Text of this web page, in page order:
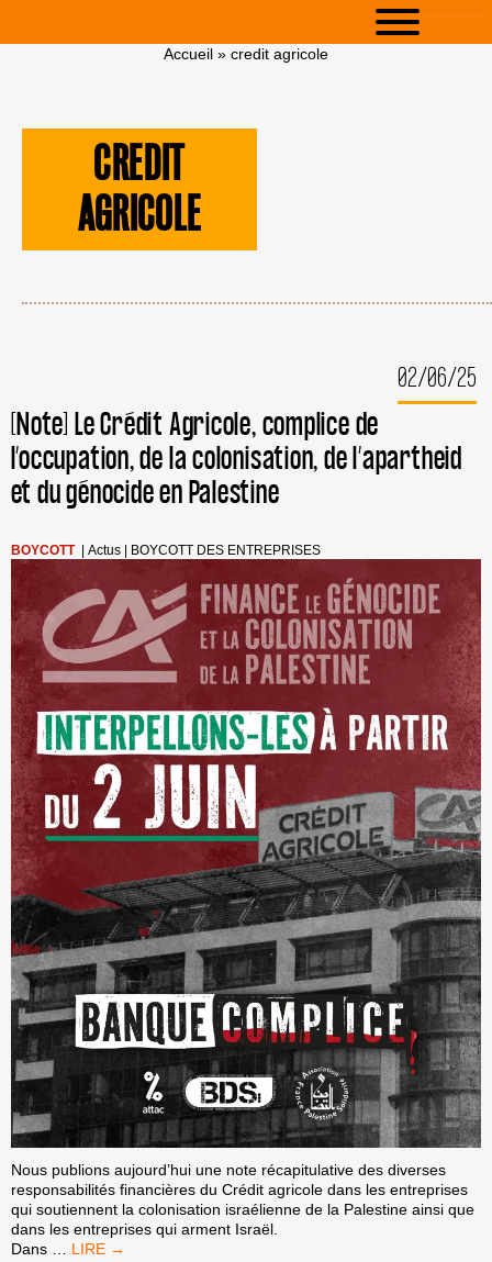
Accueil » credit agricole
CREDIT
AGRICOLE
02/06/25
[Note] Le Crédit Agricole, complice de
l’occupation, de la colonisation, de l’apartheid
et du génocide en Palestine
BOYCOTT Actus| BOYCOTT DES ENTREPRISES
Nous publions aujourd’hui une note récapitulative des diverses
responsabilités financières du Crédit agricole dans les entreprises
qui soutiennent la colonisation israélienne de la Palestine ainsi que
dans les entreprises qui arment Israël.
Dans … [NOTE]